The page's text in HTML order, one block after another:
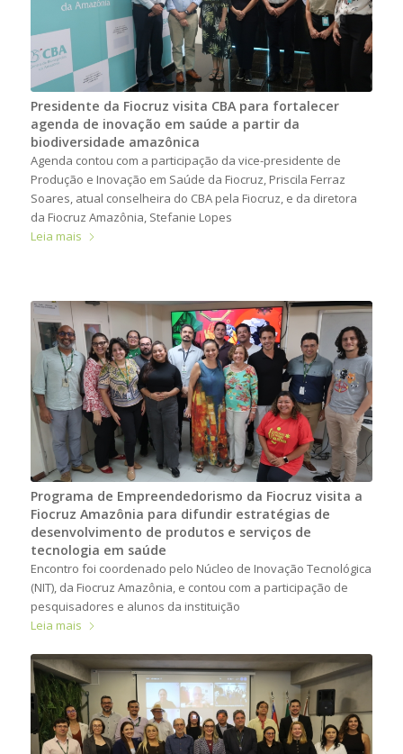
Presidente da Fiocruz visita CBA para fortalecer
agenda de inovação em saúde a partir da
biodiversidade amazônica
Agenda contou com a participação da vice-presidente de
Produção e Inovação em Saúde da Fiocruz, Priscila Ferraz
Soares, atual conselheira do CBA pela Fiocruz, e da diretora
da Fiocruz Amazônia, Stefanie Lopes
Leia mais
Programa de Empreendedorismo da Fiocruz visita a
Fiocruz Amazônia para difundir estratégias de
desenvolvimento de produtos e serviços de
tecnologia em saúde
Encontro foi coordenado pelo Núcleo de Inovação Tecnológica
(NIT), da Fiocruz Amazônia, e contou com a participação de
pesquisadores e alunos da instituição
Leia mais